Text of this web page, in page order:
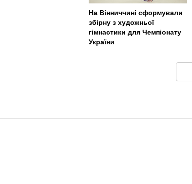
На Вінниччині сформували
збірну з художньої
гімнастики для Чемпіонату
України